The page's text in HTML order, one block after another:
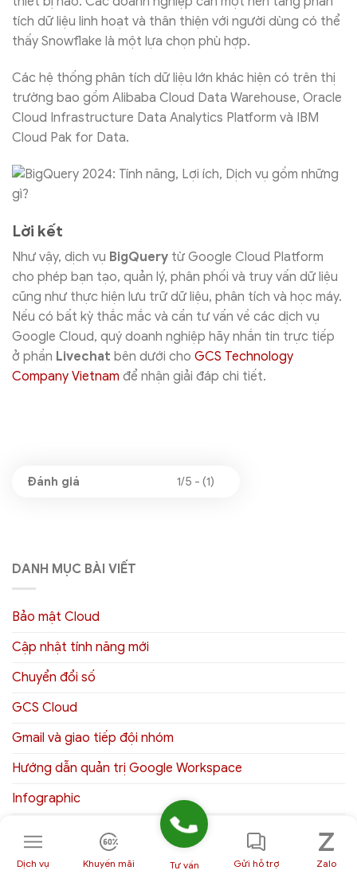
tích dữ liệu linh hoạt và thân thiện với người dùng có thể
thấy Snowflake là một lựa chọn phù hợp.
Các hệ thống phân tích dữ liệu lớn khác hiện có trên thị
trường bao gồm Alibaba Cloud Data Warehouse, Oracle
Cloud Infrastructure Data Analytics Platform và IBM
Cloud Pak for Data.
Lời kết
Như vậy, dịch vụ BigQuery từ Google Cloud Platform
cho phép bạn tạo, quản lý, phân phối và truy vấn dữ liệu
cũng như thực hiện lưu trữ dữ liệu, phân tích và học máy.
Nếu có bất kỳ thắc mắc và cần tư vấn về các dịch vụ
Google Cloud, quý doanh nghiệp hãy nhắn tin trực tiếp
ở phần Livechat bên dưới cho GCS Technology
Company Vietnam để nhận giải đáp chi tiết.
1/5 - (1)
DANH MỤC BÀI VIẾT
Bảo mật Cloud
Cập nhật tính năng mới
Chuyển đổi số
GCS Cloud
Gmail và giao tiếp đội nhóm
Hướng dẫn quản trị Google Workspace
Infographic
Tin hoạt động
Dịch vụ Khuyến mãi Tư vấn Gửi hỗ trợ Zalo